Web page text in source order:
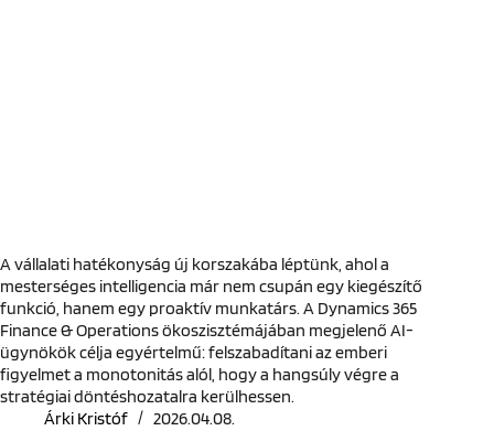
A vállalati hatékonyság új korszakába léptünk, ahol a
mesterséges intelligencia már nem csupán egy kiegészítő
funkció, hanem egy proaktív munkatárs. A Dynamics 365
Finance & Operations ökoszisztémájában megjelenő AI-
ügynökök célja egyértelmű: felszabadítani az emberi
figyelmet a monotonitás alól, hogy a hangsúly végre a
stratégiai döntéshozatalra kerülhessen.
Árki Kristóf
2026.04.08.